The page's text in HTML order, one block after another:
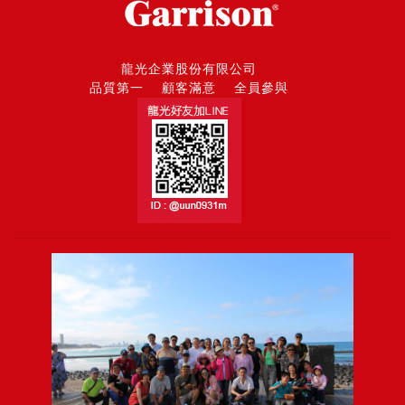
龍光企業股份有限公司
品質第一 顧客滿意 全員參與